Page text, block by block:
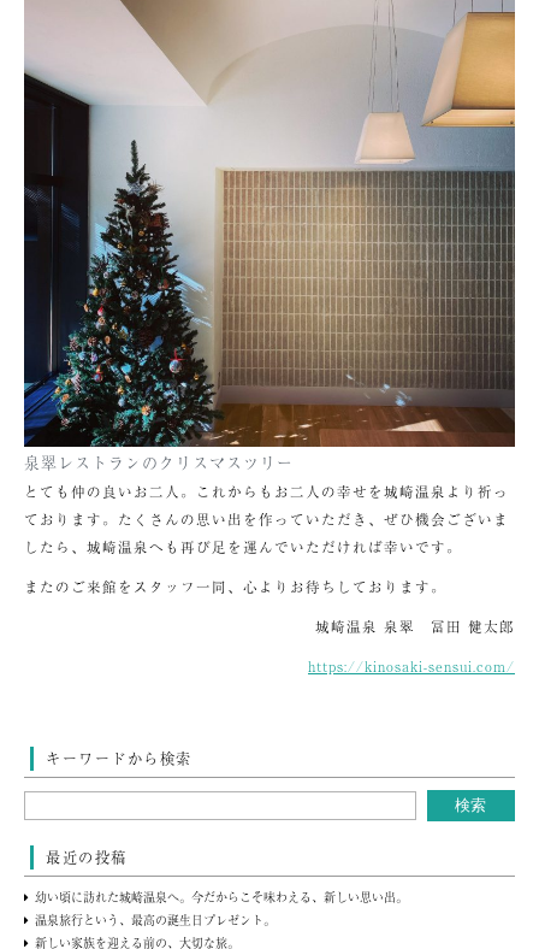
泉翠レストランのクリスマスツリー
とても仲の良いお二人。これからもお二人の幸せを城崎温泉より祈っ
ております。たくさんの思い出を作っていただき、ぜひ機会ございま
したら、城崎温泉へも再び足を運んでいただければ幸いです。
またのご来館をスタッフ一同、心よりお待ちしております。
城崎温泉 泉翠 冨田 健太郎
https://kinosaki-sensui.com/
キーワードから検索
最近の投稿
幼い頃に訪れた城崎温泉へ。今だからこそ味わえる、新しい思い出。
温泉旅行という、最高の誕生日プレゼント。
新しい家族を迎える前の、大切な旅。